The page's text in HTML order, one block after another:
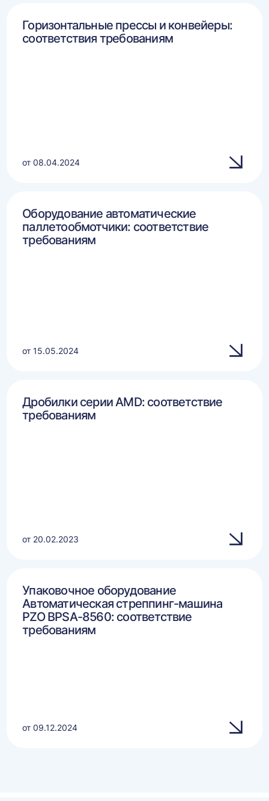
Горизонтальные прессы и конвейеры:
соответствия требованиям
от 08.04.2024
Оборудование автоматические
паллетообмотчики: соответствие
требованиям
от 15.05.2024
Дробилки серии AMD: соответствие
требованиям
от 20.02.2023
Упаковочное оборудование
Автоматическая стреппинг-машина
PZO BPSA-8560: соответствие
требованиям
от 09.12.2024